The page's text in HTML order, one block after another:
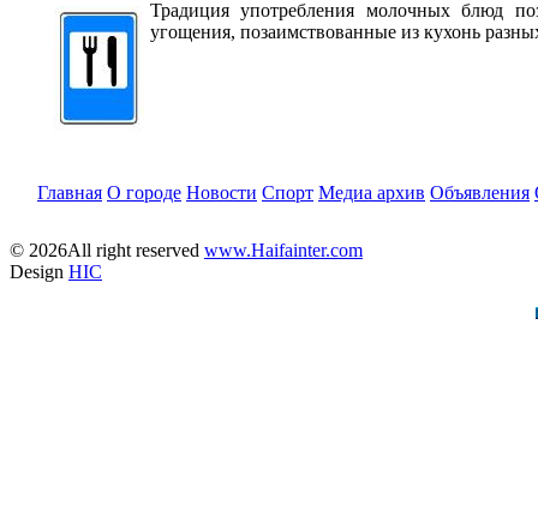
Традиция употребления молочных блюд
угощения, позаимствованные из кухонь
Главная О городе Новости Спорт Медиа архив Объявления
© 2026All right reserved www.Haifainter.com
Design HIC